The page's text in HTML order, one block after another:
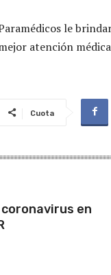
le
atención
Cuota
en